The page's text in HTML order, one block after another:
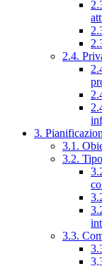
2.4.
3.
3.1.
3.2.
3.3.